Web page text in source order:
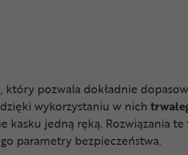
, który pozwala dokładnie
wykorzystaniu w nich
jedną ręką. Rozwiązania
parametry bezpieczeństwa.